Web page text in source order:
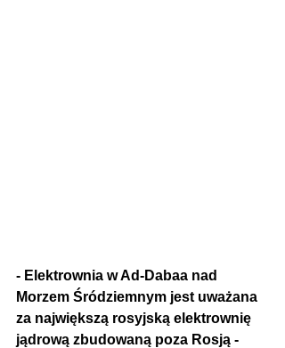
- Elektrownia w Ad-Dabaa nad
Morzem Śródziemnym jest uważana
za największą rosyjską elektrownię
jądrową zbudowaną poza Rosją -